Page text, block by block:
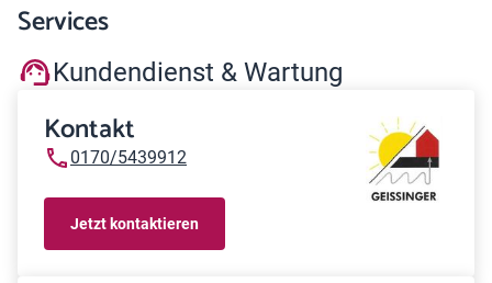
Services
Kundendienst & Wartung
Kontakt
0170/5439912
Jetzt kontaktieren